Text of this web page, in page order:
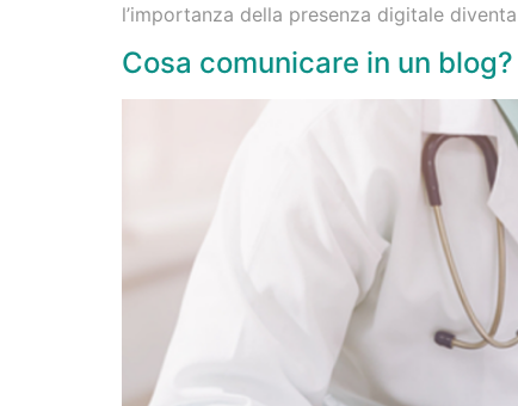
l’importanza della presenza digitale
Cosa comunicare in un